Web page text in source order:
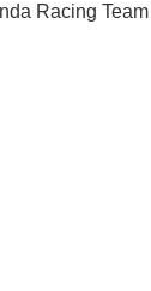
Racing Team